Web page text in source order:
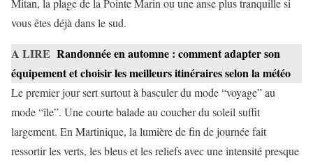
Mitan, la plage de la Pointe Marin ou une anse plus tranquille si
vous êtes déjà dans le sud.
A LIRE Randonnée en automne : comment adapter son
équipement et choisir les meilleurs itinéraires selon la météo
Le premier jour sert surtout à basculer du mode “voyage” au
mode “île”. Une courte balade au coucher du soleil suffit
largement. En Martinique, la lumière de fin de journée fait
ressortir les verts, les bleus et les reliefs avec une intensité presque